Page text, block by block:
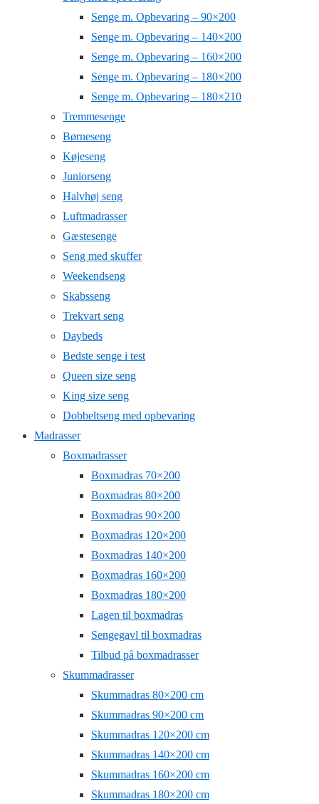
Senge m. Opbevaring – 90×200
Senge m. Opbevaring – 140×200
Senge m. Opbevaring – 160×200
Senge m. Opbevaring – 180×200
Senge m. Opbevaring – 180×210
Tremmesenge
Børneseng
Køjeseng
Juniorseng
Halvhøj seng
Luftmadrasser
Gæstesenge
Seng med skuffer
Weekendseng
Skabsseng
Trekvart seng
Daybeds
Bedste senge i test
Queen size seng
King size seng
Dobbeltseng med opbevaring
Madrasser
Boxmadrasser
Boxmadras 70×200
Boxmadras 80×200
Boxmadras 90×200
Boxmadras 120×200
Boxmadras 140×200
Boxmadras 160×200
Boxmadras 180×200
Lagen til boxmadras
Sengegavl til boxmadras
Tilbud på boxmadrasser
Skummadrasser
Skummadras 80×200 cm
Skummadras 90×200 cm
Skummadras 120×200 cm
Skummadras 140×200 cm
Skummadras 160×200 cm
Skummadras 180×200 cm